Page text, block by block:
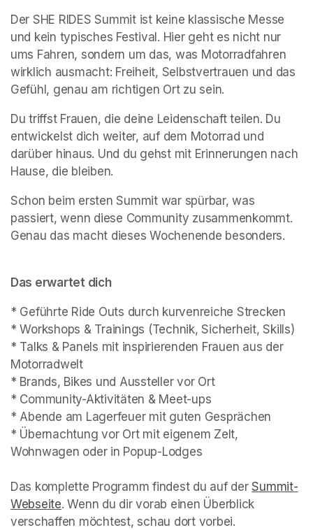
Der SHE RIDES Summit ist keine klassische Messe
und kein typisches Festival. Hier geht es nicht nur
ums Fahren, sondern um das, was Motorradfahren
wirklich ausmacht: Freiheit, Selbstvertrauen und das
Gefühl, genau am richtigen Ort zu sein.
Du triffst Frauen, die deine Leidenschaft teilen. Du
entwickelst dich weiter, auf dem Motorrad und
darüber hinaus. Und du gehst mit Erinnerungen nach
Hause, die bleiben.
Schon beim ersten Summit war spürbar, was
passiert, wenn diese Community zusammenkommt.
Das erwartet dich
* Geführte Ride Outs durch kurvenreiche Strecken
* Workshops & Trainings (Technik, Sicherheit, Skills)
* Talks & Panels mit inspirierenden Frauen aus der
Motorradwelt
* Brands, Bikes und Aussteller vor Ort
* Community-Aktivitäten & Meet-ups
* Abende am Lagerfeuer mit guten Gesprächen
* Übernachtung vor Ort mit eigenem Zelt,
Wohnwagen oder in Popup-Lodges
Das komplette Programm findest du auf der Summit-
Webseite(opens in a new tab)
. Wenn du dir vorab einen Überblick
verschaffen möchtest, schau dort vorbei.